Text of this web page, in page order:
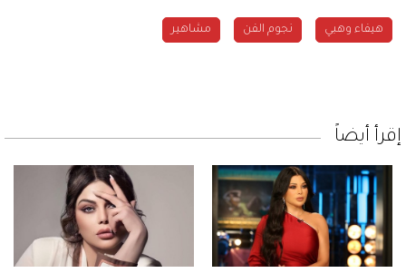
هيفاء وهبي نجوم الفن مشاهير
إقرأ أيضاً